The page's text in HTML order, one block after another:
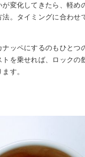
変化してきたら、軽め
。タイミングに合わせ
ッペにするのもひとつ
を乗せれば、ロックの
す。